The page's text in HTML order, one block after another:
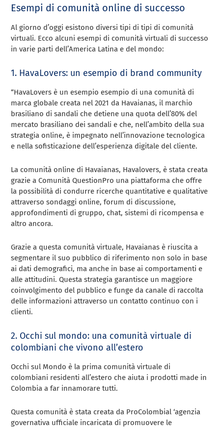
Esempi di comunità online di successo
Al giorno d’oggi esistono diversi tipi di tipi di comunità
virtuali. Ecco alcuni esempi di comunità virtuali di successo
in varie parti dell’America Latina e del mondo:
1. HavaLovers: un esempio di brand community
“HavaLovers è un esempio esempio di una comunità di
marca globale creata nel 2021 da Havaianas, il marchio
brasiliano di sandali che detiene una quota dell’80% del
mercato brasiliano dei sandali e che, nell’ambito della sua
strategia online, è impegnato nell’innovazione tecnologica
e nella sofisticazione dell’esperienza digitale del cliente.
La comunità online di Havaianas, Havalovers, è stata creata
grazie a Comunità QuestionPro una piattaforma che offre
la possibilità di condurre ricerche quantitative e qualitative
attraverso sondaggi online, forum di discussione,
approfondimenti di gruppo, chat, sistemi di ricompensa e
altro ancora.
Grazie a questa comunità virtuale, Havaianas è riuscita a
segmentare il suo pubblico di riferimento non solo in base
ai dati demografici, ma anche in base ai comportamenti e
alle attitudini. Questa strategia garantisce un maggiore
coinvolgimento del pubblico e funge da canale di raccolta
delle informazioni attraverso un contatto continuo con i
clienti.
2. Occhi sul mondo: una comunità virtuale di
colombiani che vivono all’estero
Occhi sul Mondo è la prima comunità virtuale di
colombiani residenti all’estero che aiuta i prodotti made in
Colombia a far innamorare tutti.
Questa comunità è stata creata da ProColombial ‘agenzia
governativa ufficiale incaricata di promuovere le